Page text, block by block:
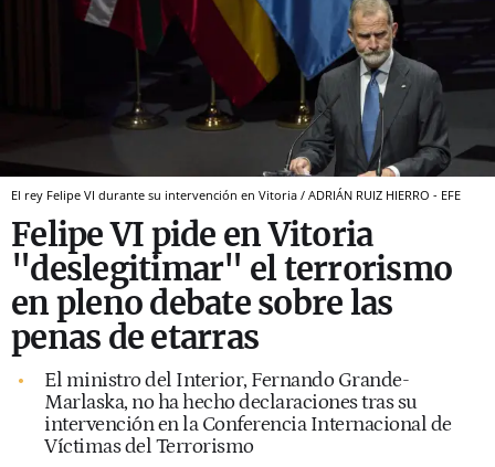
El rey Felipe VI durante su intervención en Vitoria / ADRIÁN RUIZ HIERRO - EFE
Felipe VI pide en Vitoria
"deslegitimar" el terrorismo
en pleno debate sobre las
penas de etarras
El ministro del Interior, Fernando Grande-
Marlaska, no ha hecho declaraciones tras su
intervención en la Conferencia Internacional de
Víctimas del Terrorismo